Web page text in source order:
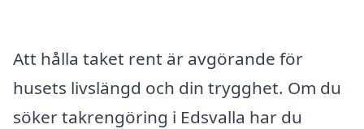
Att hålla taket rent är avgörande för
husets livslängd och din trygghet. Om du
söker takrengöring i Edsvalla har du